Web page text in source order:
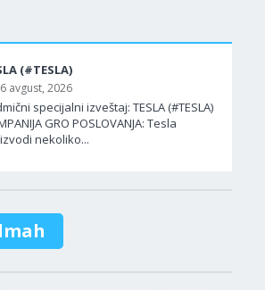
(#TESLA)
avgust, 2026
specijalni izveštaj: TESLA (#TESLA)
GRO POSLOVANJA: Tesla
nekoliko...